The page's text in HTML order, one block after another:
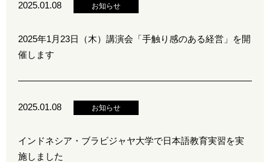
2025.01.08 お知らせ
2025年1月23日（木）講演会「手触り感のある経営」を開
催します
2025.01.08 お知らせ
インドネシア・ブラビジャヤ大学で日本語教育実習を実
施しました